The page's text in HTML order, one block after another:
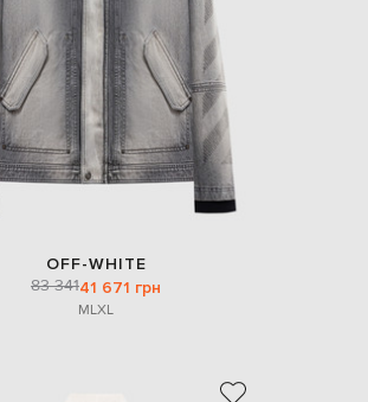
Latvia
Lithuania
Luxembourg
OFF-WHITE
83 34141 671 грн
MLXL